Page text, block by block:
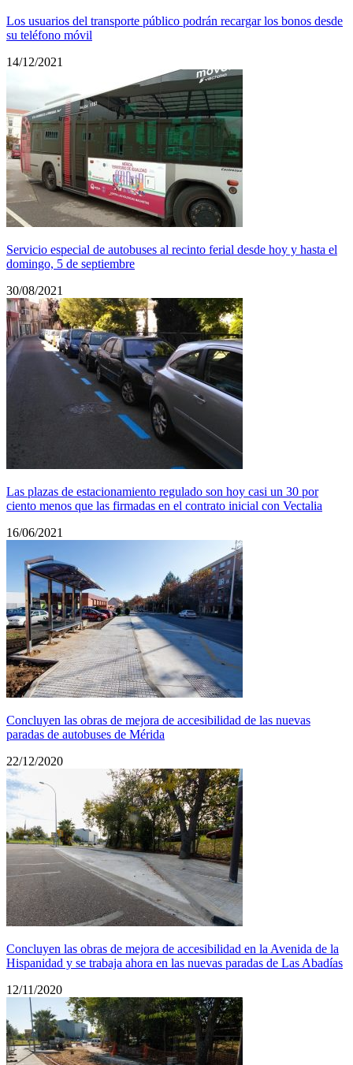
Los usuarios del transporte público podrán recargar los bonos desde
su teléfono móvil
14/12/2021
Servicio especial de autobuses al recinto ferial desde hoy y hasta el
domingo, 5 de septiembre
30/08/2021
Las plazas de estacionamiento regulado son hoy casi un 30 por
ciento menos que las firmadas en el contrato inicial con Vectalia
16/06/2021
Concluyen las obras de mejora de accesibilidad de las nuevas
paradas de autobuses de Mérida
22/12/2020
Concluyen las obras de mejora de accesibilidad en la Avenida de la
Hispanidad y se trabaja ahora en las nuevas paradas de Las Abadías
12/11/2020